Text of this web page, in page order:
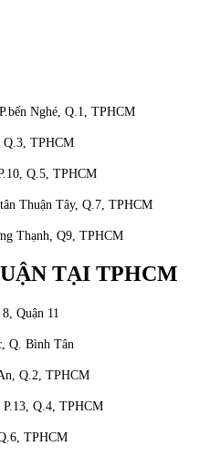
Nghé, Q.1, TPHCM
Q.3, TPHCM
Q.5, TPHCM
Thuận Tây, Q.7, TPHCM
Thạnh, Q9, TPHCM
TẠI TPHCM
Quận 11
Q. Bình Tân
Q.2, TPHCM
Q.4, TPHCM
TPHCM